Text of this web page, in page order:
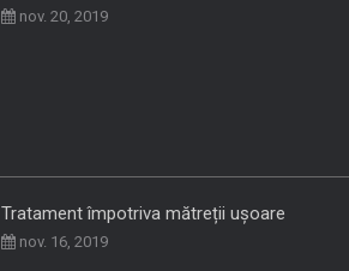
nov. 20, 2019
Tratament împotriva mătreții ușoare
nov. 16, 2019